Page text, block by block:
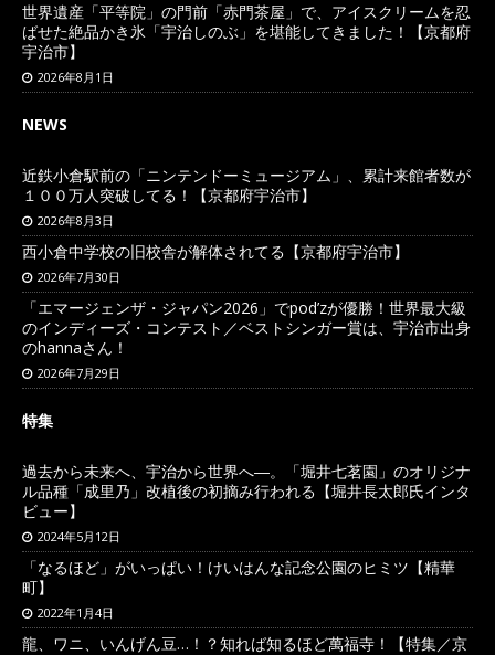
世界遺産「平等院」の門前「赤門茶屋」で、アイスクリームを忍
ばせた絶品かき氷「宇治しのぶ」を堪能してきました！【京都府
宇治市】
2026年8月1日
NEWS
近鉄小倉駅前の「ニンテンドーミュージアム」、累計来館者数が
１００万人突破してる！【京都府宇治市】
2026年8月3日
西小倉中学校の旧校舎が解体されてる【京都府宇治市】
2026年7月30日
「エマージェンザ・ジャパン2026」でpod’zが優勝！世界最大級
のインディーズ・コンテスト／ベストシンガー賞は、宇治市出身
のhannaさん！
2026年7月29日
特集
過去から未来へ、宇治から世界へ―。「堀井七茗園」のオリジナ
ル品種「成里乃」改植後の初摘み行われる【堀井長太郎氏インタ
ビュー】
2024年5月12日
「なるほど」がいっぱい！けいはんな記念公園のヒミツ【精華
町】
2022年1月4日
龍、ワニ、いんげん豆…！？知れば知るほど萬福寺！【特集／京